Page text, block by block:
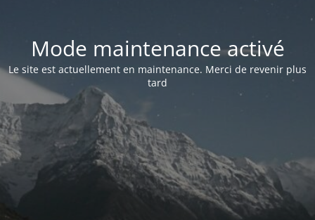
Mode maintenance activé
Le site est actuellement en maintenance. Merci de revenir plus
tard